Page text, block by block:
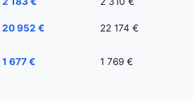
20 952 € 22 174 €
1 677 € 1 769 €